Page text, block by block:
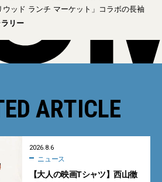
ッド ランチ マーケット」コラボの長袖
リー
ARTICLE
2026.8.6
ニュース
【大人の映画Tシャツ】西山徹